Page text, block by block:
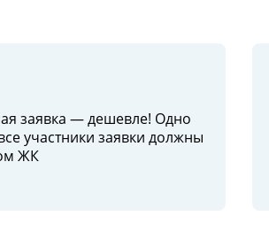
заявка — дешевле! Одно
участники заявки должны
ЖК